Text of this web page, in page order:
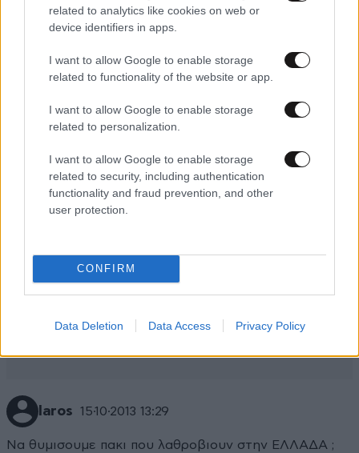
related to analytics like cookies on web or
device identifiers in apps.
I want to allow Google to enable storage
related to functionality of the website or app.
I want to allow Google to enable storage
related to personalization.
I want to allow Google to enable storage
related to security, including authentication
functionality and fraud prevention, and other
user protection.
CONFIRM
Data Deletion Data Access Privacy Policy
Πακιστάν, Μπαγκλαντές, Ινδία, Σομαλία, Τουρκία, Ιράν
και Ιράκ. ΔΗΛΑΔΗ,,, ήταν από τα μέρη που κατάγονται
Ελλάδα!
laros 15·10·2013 13:29
Να θυμισουμε πακι που λαθροβιουν στην ΕΛΛΑΔΑ ;